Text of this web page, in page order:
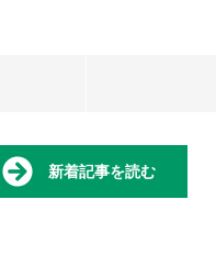
新着記事を読む